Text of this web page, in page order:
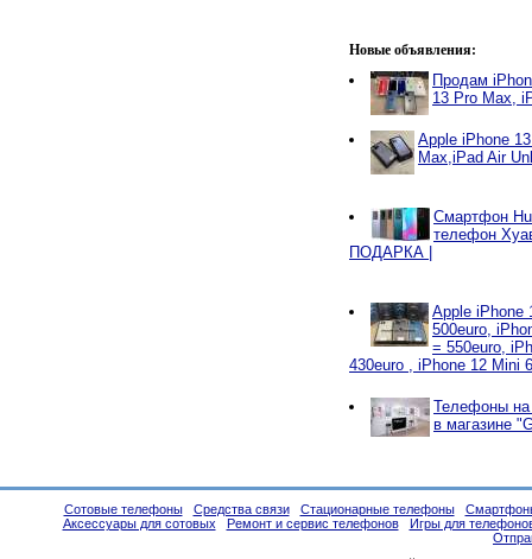
Новые объявления:
Продам
13 Pro Max,
Apple iPhone
Max,iPad Air
Смартфон
телефон
ПОДАРКА |
Apple iPhone
500euro,
= 550euro,
430euro , iPhone 12 Mini
Телефоны
в магазине
Сотовые телефоны Средства связи Стационарные телефоны
Аксессуары для сотовых
Ремонт и сервис телефонов
Игры для